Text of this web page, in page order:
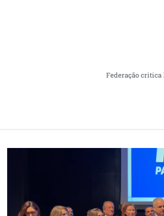
Federação critica